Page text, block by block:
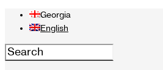
Georgia
English